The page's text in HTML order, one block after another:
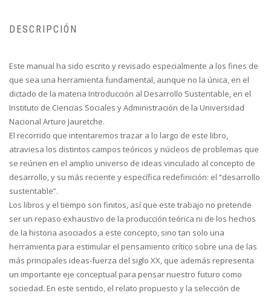
DESCRIPCIÓN
Este manual ha sido escrito y revisado especialmente a los fines de
que sea una herramienta fundamental, aunque no la única, en el
dictado de la materia Introducción al Desarrollo Sustentable, en el
Instituto de Ciencias Sociales y Administración de la Universidad
Nacional Arturo Jauretche.
El recorrido que intentaremos trazar a lo largo de este libro,
atraviesa los distintos campos teóricos y núcleos de problemas que
se reúnen en el amplio universo de ideas vinculado al concepto de
desarrollo, y su más reciente y específica redefinición: el “desarrollo
sustentable”.
Los libros y el tiempo son finitos, así que este trabajo no pretende
ser un repaso exhaustivo de la producción teórica ni de los hechos
de la historia asociados a este concepto, sino tan solo una
herramienta para estimular el pensamiento crítico sobre una de las
más principales ideas-fuerza del siglo XX, que además representa
un importante eje conceptual para pensar nuestro futuro como
sociedad. En este sentido, el relato propuesto y la selección de